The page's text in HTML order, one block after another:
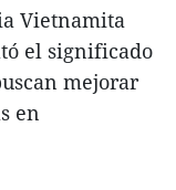
Vietnamita
el significado
mejorar
en